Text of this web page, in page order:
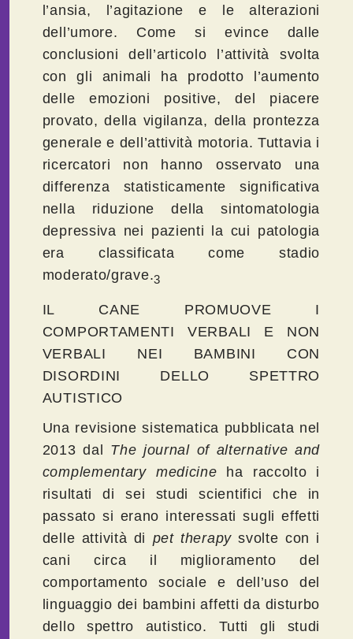
l’ansia, l’agitazione e le alterazioni
dell’umore. Come si evince dalle
conclusioni dell’articolo l’attività svolta
con gli animali ha prodotto l’aumento
delle emozioni positive, del piacere
provato, della vigilanza, della prontezza
generale e dell’attività motoria. Tuttavia i
ricercatori non hanno osservato una
differenza statisticamente significativa
nella riduzione della sintomatologia
depressiva nei pazienti la cui patologia
era classificata come stadio
moderato/grave.3
IL CANE PROMUOVE I
COMPORTAMENTI VERBALI E NON
VERBALI NEI BAMBINI CON
DISORDINI DELLO SPETTRO
AUTISTICO
Una revisione sistematica pubblicata nel
2013 dal The journal of alternative and
complementary medicine ha raccolto i
risultati di sei studi scientifici che in
passato si erano interessati sugli effetti
delle attività di pet therapysvolte con i
cani circa il miglioramento del
comportamento sociale e dell’uso del
linguaggio dei bambini affetti da disturbo
dello spettro autistico. Tutti gli studi